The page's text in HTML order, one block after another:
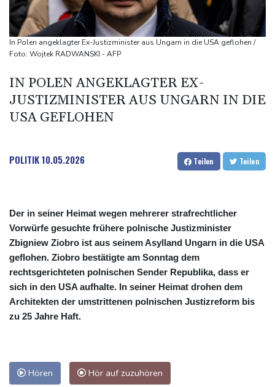
Drohne in Leipzig
42,2 Grad: Allzeit-Hitzerekord in der Slowakei nach nur einem
Tag gebrochen
Französische Sängerin Vanessa Paradis gibt Trennung von
Regisseur Benchetrit bekannt
Tour de France Femmes: Lippert sprintet am Etappensieg vorbei
Schwimm-EM: Hentschel/Müller gewinnen Synchron-Bronze
In Polen angeklagter Ex-Justizminister aus Ungarn in die USA geflohen /
Foto: Wojtek RADWANSKI - AFP
IN POLEN ANGEKLAGTER EX-
JUSTIZMINISTER AUS UNGARN IN DIE
USA GEFLOHEN
POLITIK10.05.2026 Teilen Teilen
Der in seiner Heimat wegen mehrerer strafrechtlicher
Vorwürfe gesuchte frühere polnische Justizminister
Zbigniew Ziobro ist aus seinem Asylland Ungarn in die USA
geflohen. Ziobro bestätigte am Sonntag dem
rechtsgerichteten polnischen Sender Republika, dass er
sich in den USA aufhalte. In seiner Heimat drohen dem
Architekten der umstrittenen polnischen Justizreform bis
zu 25 Jahre Haft.
Hören Hör auf zuzuhören